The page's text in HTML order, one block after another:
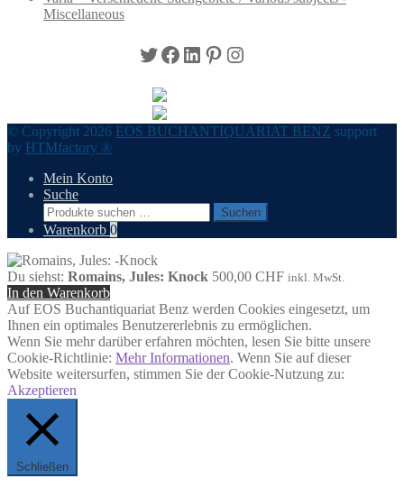
Miscellaneous
Twitter
Facebook
LinkedIn
Pinterest
Instagram
© Copyright 2026 EOS BUCHANTIQUARIAT BENZ support
by HTMfactory ®
Mein Konto
Suche
Suchen
nach:
Suchen
Warenkorb 0
Du siehst: Romains, Jules: Knock 500,00 CHF inkl. MwSt.
In den Warenkorb
Auf EOS Buchantiquariat Benz werden Cookies eingesetzt, um
Ihnen ein optimales Benutzererlebnis zu ermöglichen.
Wenn Sie mehr darüber erfahren möchten, lesen Sie bitte unsere
Cookie-Richtlinie: Mehr Informationen. Wenn Sie auf dieser
Website weitersurfen, stimmen Sie der Cookie-Nutzung zu:
Akzeptieren
Schließen